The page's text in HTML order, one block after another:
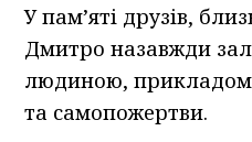
У пам’яті друзів,
Дмитро назавжди
людиною, прикладом
та самопожертви.